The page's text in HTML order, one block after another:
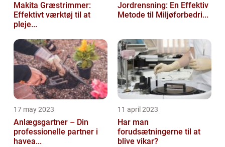
Makita Græstrimmer:
Effektivt værktøj til at
pleje...
Jordrensning: En Effektiv
Metode til Miljøforbedri...
17 may 2023
Anlægsgartner – Din
professionelle partner i
havea...
11 april 2023
Har man
forudsætningerne til at
blive vikar?